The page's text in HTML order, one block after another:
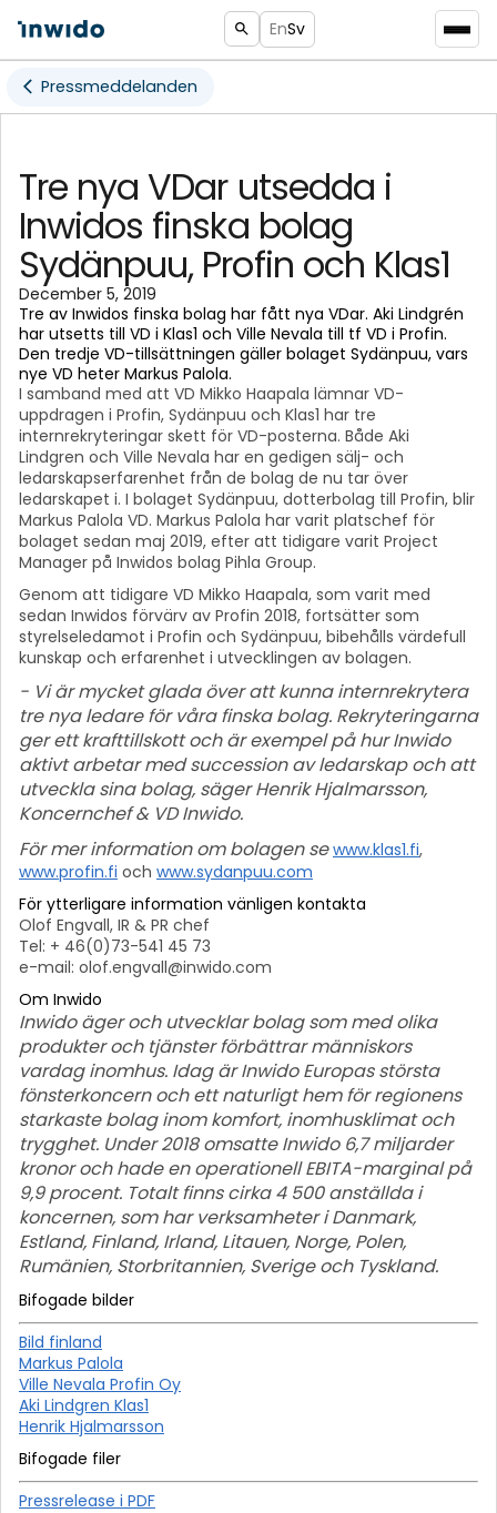
EnSv
Pressmeddelanden
Tre nya VDar utsedda i
Inwidos finska bolag
Sydänpuu, Profin och Klas1
December 5, 2019
Tre av Inwidos finska bolag har fått nya VDar. Aki Lindgrén
har utsetts till VD i Klas1 och Ville Nevala till tf VD i Profin.
Den tredje VD-tillsättningen gäller bolaget Sydänpuu, vars
nye VD heter Markus Palola.
I samband med att VD Mikko Haapala lämnar VD-
uppdragen i Profin, Sydänpuu och Klas1 har tre
internrekryteringar skett för VD-posterna. Både Aki
Lindgren och Ville Nevala har en gedigen sälj- och
ledarskapserfarenhet från de bolag de nu tar över
ledarskapet i. I bolaget Sydänpuu, dotterbolag till Profin, blir
Markus Palola VD. Markus Palola har varit platschef för
bolaget sedan maj 2019, efter att tidigare varit Project
Manager på Inwidos bolag Pihla Group.
Genom att tidigare VD Mikko Haapala, som varit med
sedan Inwidos förvärv av Profin 2018, fortsätter som
styrelseledamot i Profin och Sydänpuu, bibehålls värdefull
kunskap och erfarenhet i utvecklingen av bolagen.
- Vi är mycket glada över att kunna internrekrytera
tre nya ledare för våra finska bolag. Rekryteringarna
ger ett krafttillskott och är exempel på hur Inwido
aktivt arbetar med succession av ledarskap och att
utveckla sina bolag, säger Henrik Hjalmarsson,
Koncernchef & VD Inwido.
För mer information om bolagen sewww.klas1.fi,
www.profin.fi och www.sydanpuu.com
För ytterligare information vänligen kontakta
Olof Engvall, IR & PR chef
Tel: + 46(0)73-541 45 73
e-mail: olof.engvall@inwido.com
Om Inwido
Inwido äger och utvecklar bolag som med olika
produkter och tjänster förbättrar människors
vardag inomhus. Idag är Inwido Europas största
fönsterkoncern och ett naturligt hem för regionens
starkaste bolag inom komfort, inomhusklimat och
trygghet. Under 2018 omsatte Inwido 6,7 miljarder
kronor och hade en operationell EBITA-marginal på
9,9 procent. Totalt finns cirka 4 500 anställda i
koncernen, som har verksamheter i Danmark,
Estland, Finland, Irland, Litauen, Norge, Polen,
Rumänien, Storbritannien, Sverige och Tyskland.
Bifogade bilder
Bild finland
Markus Palola
Ville Nevala Profin Oy
Aki Lindgren Klas1
Henrik Hjalmarsson
Bifogade filer
Pressrelease i PDF